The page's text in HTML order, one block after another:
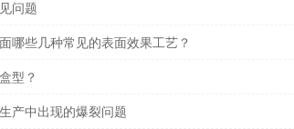
问题
哪些几种常见的表面效果工艺？
型？
产中出现的爆裂问题